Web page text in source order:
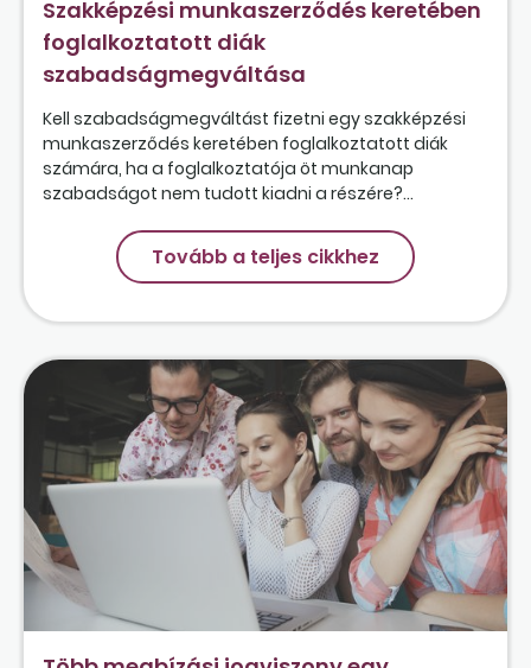
Szakképzési munkaszerződés keretében
foglalkoztatott diák
szabadságmegváltása
Kell szabadságmegváltást fizetni egy szakképzési
munkaszerződés keretében foglalkoztatott diák
számára, ha a foglalkoztatója öt munkanap
szabadságot nem tudott kiadni a részére?...
Tovább a teljes cikkhez